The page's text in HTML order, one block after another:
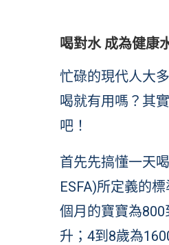
喝對水 成為健康
忙碌的現代人大
喝就有用嗎？其
吧！
首先先搞懂一天
ESFA)所定義的
個月的寶寶為
升；4到8歲為